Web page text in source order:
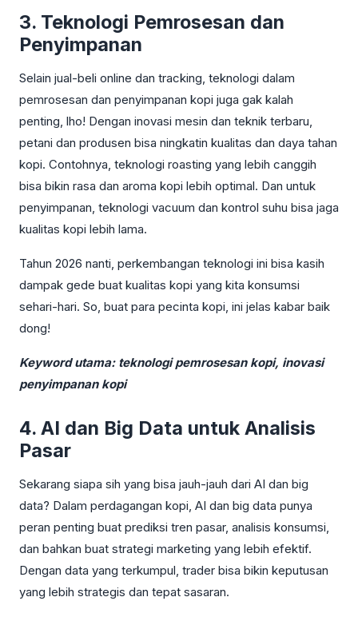
3. Teknologi Pemrosesan dan
Penyimpanan
Selain jual-beli online dan tracking, teknologi dalam
pemrosesan dan penyimpanan kopi juga gak kalah
penting, lho! Dengan inovasi mesin dan teknik terbaru,
petani dan produsen bisa ningkatin kualitas dan daya tahan
kopi. Contohnya, teknologi roasting yang lebih canggih
bisa bikin rasa dan aroma kopi lebih optimal. Dan untuk
penyimpanan, teknologi vacuum dan kontrol suhu bisa jaga
kualitas kopi lebih lama.
Tahun 2026 nanti, perkembangan teknologi ini bisa kasih
dampak gede buat kualitas kopi yang kita konsumsi
sehari-hari. So, buat para pecinta kopi, ini jelas kabar baik
dong!
Keyword utama: teknologi pemrosesan kopi, inovasi
penyimpanan kopi
4. AI dan Big Data untuk Analisis
Pasar
Sekarang siapa sih yang bisa jauh-jauh dari AI dan big
data? Dalam perdagangan kopi, AI dan big data punya
peran penting buat prediksi tren pasar, analisis konsumsi,
dan bahkan buat strategi marketing yang lebih efektif.
Dengan data yang terkumpul, trader bisa bikin keputusan
yang lebih strategis dan tepat sasaran.